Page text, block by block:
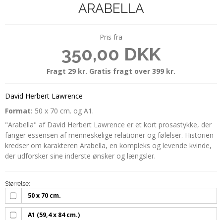
ARABELLA
Pris fra
350,00 DKK
Fragt 29 kr. Gratis fragt over 399 kr.
David Herbert Lawrence
Format: 50 x 70 cm. og A1.
"Arabella" af David Herbert Lawrence er et kort prosastykke, der
fanger essensen af menneskelige relationer og følelser. Historien
kredser om karakteren Arabella, en kompleks og levende kvinde,
der udforsker sine inderste ønsker og længsler.
Størrelse:
50 x 70 cm.
A1 (59,4 x 84 cm.)